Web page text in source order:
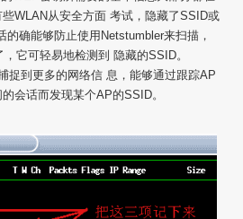
WLAN从安全方面 考试，隐藏了SSID或
的确能够防止使用Netstumbler来扫描，
它可轻易地检测到 隐藏的SSID。
捉到更多的网络信 息，能够通过跟踪AP
会话而发现某个AP的SSID。